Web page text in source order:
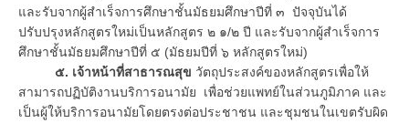
และรับจากผู้สำเร็จการศึกษาชั้นมัธยมศึกษาปีที่ ๓ ปัจจุบันได้
ปรับปรุงหลักสูตรใหม่เป็นหลักสูตร ๒ ๑/๒ ปี และรับจากผู้สำเร็จการ
ศึกษาชั้นมัธยมศึกษาปีที่ ๕ (มัธยมปีที่ ๖ หลักสูตรใหม่)
๕. เจ้าหน้าที่สาธารณสุข วัตถุประสงค์ของหลักสูตรเพื่อให้
สามารถปฏิบัติงานบริการอนามัย เพื่อช่วยแพทย์ในส่วนภูมิภาค และ
เป็นผู้ให้บริการอนามัยโดยตรงต่อประชาชน และชุมชนในเขตรับผิด